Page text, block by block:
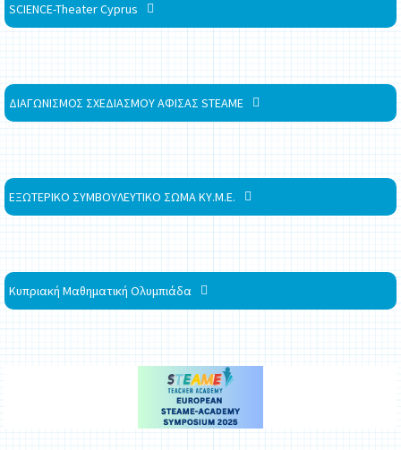
SCIENCE-Theater Cyprus
ΔΙΑΓΩΝΙΣΜΟΣ ΣΧΕΔΙΑΣΜΟΥ ΑΦΙΣΑΣ STEAME
ΕΞΩΤΕΡΙΚΟ ΣΥΜΒΟΥΛΕΥΤΙΚΟ ΣΩΜΑ ΚΥ.Μ.Ε.
Κυπριακή Μαθηματική Ολυμπιάδα